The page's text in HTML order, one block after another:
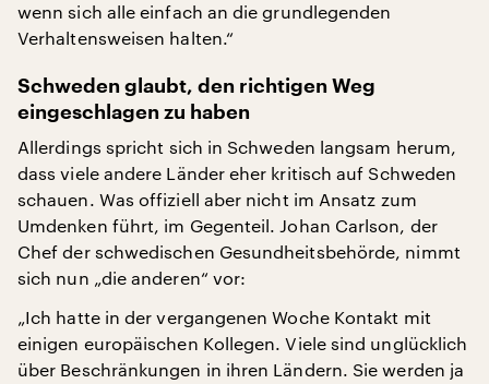
wenn sich alle einfach an die grundlegenden
Verhaltensweisen halten.“
Schweden glaubt, den richtigen Weg
eingeschlagen zu haben
Allerdings spricht sich in Schweden langsam herum,
dass viele andere Länder eher kritisch auf Schweden
schauen. Was offiziell aber nicht im Ansatz zum
Umdenken führt, im Gegenteil. Johan Carlson, der
Chef der schwedischen Gesundheitsbehörde, nimmt
sich nun „die anderen“ vor:
„Ich hatte in der vergangenen Woche Kontakt mit
einigen europäischen Kollegen. Viele sind unglücklich
über Beschränkungen in ihren Ländern. Sie werden ja